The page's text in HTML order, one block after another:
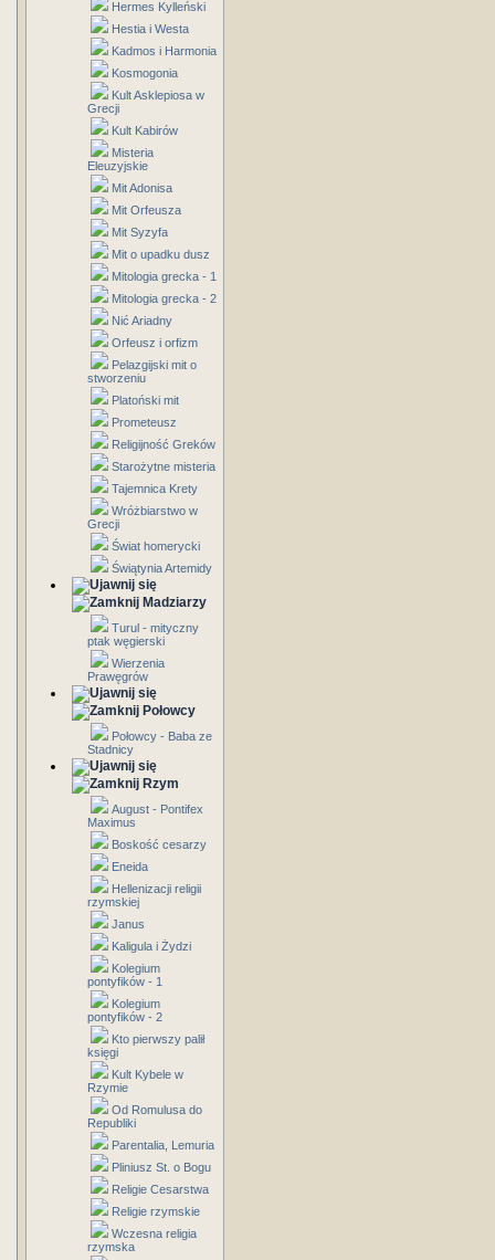
Hermes Kylleński
Hestia i Westa
Kadmos i Harmonia
Kosmogonia
Kult Asklepiosa w
Grecji
Kult Kabirów
Misteria
Eleuzyjskie
Mit Adonisa
Mit Orfeusza
Mit Syzyfa
Mit o upadku dusz
Mitologia grecka - 1
Mitologia grecka - 2
Nić Ariadny
Orfeusz i orfizm
Pelazgijski mit o
stworzeniu
Platoński mit
Prometeusz
Religijność Greków
Starożytne misteria
Tajemnica Krety
Wróżbiarstwo w
Grecji
Świat homerycki
Świątynia Artemidy
Madziarzy
Turul - mityczny
ptak węgierski
Wierzenia
Prawęgrów
Połowcy
Połowcy - Baba ze
Stadnicy
Rzym
August - Pontifex
Maximus
Boskość cesarzy
Eneida
Hellenizacji religii
rzymskiej
Janus
Kaligula i Żydzi
Kolegium
pontyfików - 1
Kolegium
pontyfików - 2
Kto pierwszy palił
księgi
Kult Kybele w
Rzymie
Od Romulusa do
Republiki
Parentalia, Lemuria
Pliniusz St. o Bogu
Religie Cesarstwa
Religie rzymskie
Wczesna religia
rzymska